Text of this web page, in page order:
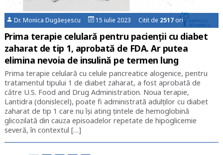
Dr. Monica Dugăeșescu 15 iulie 2023 Citit de 2517 ori
Prima terapie celulară pentru pacienţii cu diabet
zaharat de tip 1, aprobată de FDA. Ar putea
elimina nevoia de insulină pe termen lung
Prima terapie celulară cu celule pancreatice alogenice, pentru
tratamentul tipului 1 de diabet zaharat, a fost aprobată de
către U.S. Food and Drug Administration. Noua terapie,
Lantidra (donislecel), poate fi administrată adulţilor cu diabet
zaharat de tip 1 care nu îşi ating ţintele de hemoglobină
glicozilată din cauza episoadelor repetate de hipoglicemie
severă, în contextul […]